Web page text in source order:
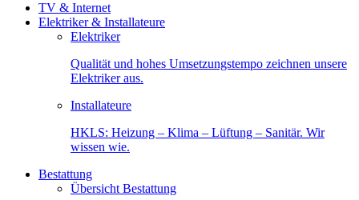
TV & Internet
Elektriker & Installateure
Elektriker
Qualität und hohes Umsetzungstempo zeichnen unsere
Elektriker aus.
Installateure
HKLS: Heizung – Klima – Lüftung – Sanitär. Wir
wissen wie.
Bestattung
Übersicht Bestattung